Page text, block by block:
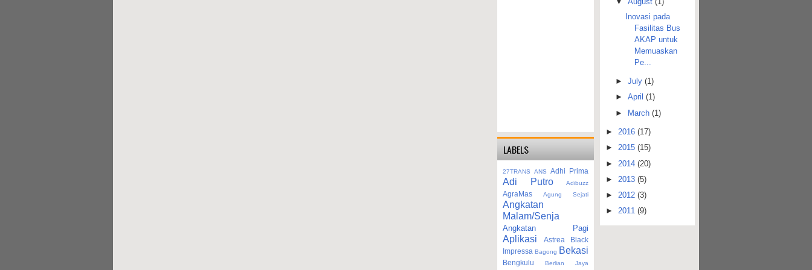
LABELS
27TRANS ANS Adhi Prima
Adi Putro Adibuzz
AgraMas Agung Sejati
Angkatan
Malam/Senja
Angkatan Pagi
Aplikasi
Astrea Black
Impressa Bagong Bekasi
Bengkulu Berlian Jaya
Inovasi pada
Fasilitas Bus
AKAP untuk
Memuaskan
Pe...
► July (1)
► April (1)
► March (1)
►2016(17)
►2015(15)
► 2014(20)
► 2013(5)
►2012(3)
►2011(9)